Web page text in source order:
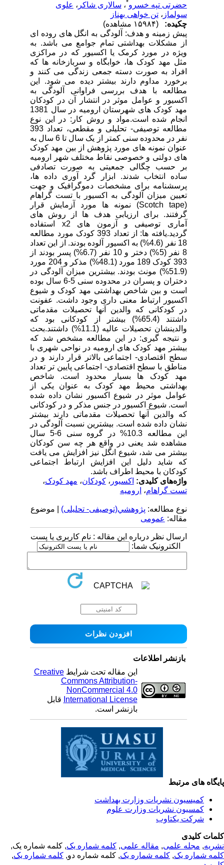
حضرتی تپه خسرو ،سالاری شاکر، علوی
سولماز، تن خواهی بهناز
چکیده:
پیش زمینه و هدف: آلودگی به انگل های روده ای
از مشکلات بهداشتی تمام جوامع می باشد. به
ویژه در مورد کرمک یا اکسیور که در مراکزی
مثل مهد کودک ها، خوابگاه و سربازخانه ها که
افراد به صورت دسته جمعی زندگی می کنند و
برخورد مداوم دارند بیشتر دیده می شود. این
مطالعه با هدف بررسی فراوانی آلودگی به
اکسیور و عوامل موثر در انتشار آن در کودکان
مهد کودک های شهرستان ارومیه در سال 1381
انجام شده است.مواد و روش کار: در این نوع
مطالعه توصیفی- تحلیلی و مقطعی، تعداد 393
نفر در محدوده سنی کمتر از یک سال تا 6 سال به
عنوان نمونه های مورد پژوهش از بین مهد کودک
های دولتی و خصوصی نقاط مختلف شهر ارومیه
بر حسب چگالی جمعیتی به صورت تصادفی
ساده انتخاب شدند. ابزار گرد آوری داده ها،
پرسشنامه برای مشخصات دموگرافیک و جهت
تعیین میزان آلودگی به اکسیور با تست گراهام
(Scotch tape) نمونه ها مورد آزمایش قرار
گرفتند. برای ارزیابی هدف ها از روش های
آماری توصیفی و آزمون های x2 استفاده
گردید.یافته ها: از تعداد 393 کودک مورد مطالعه
18 نفر (4.6%) به اکسیور آلوده بودند. از این تعداد
8 نفر (5%) دختر و 10 نفر (6.7%) پسر بودند از
393 کودک 189 مورد (48.1%) مذکر و 204 مورد
(51.9%) مونث بودند. بیشترین میزان آلودگی در
دختران و پسران در محدوده سنی 5-6 سال بوده
است و بین شاخص بهداشتی مهد کودک و شیوع
اکسیور ارتباط معنی داری وجود داشت. عفونت
در کودکانی که والدین آنها تحصیلات مقدماتی
داشتند (65.4%) بیشتر از کودکانی بود که
والدینشان تحصیلات عالیه (11.1%) داشتند.بحث
و نتیجه گیری: در این مطالعه مشخص شد که
بیشتر مهد کودک های ارومیه در نواحی شهری با
سطح اقتصادی- اجتماعی بالاتر قرار دارند و در
مناطق با سطح اقتصادی- اجتماعی پایین تر تعداد
مهد کودک ها بسیار محدود است. شاخص
بهداشتی محیط مهد کودک به عنوان یکی از
عوامل موثر در شیوع اکسیور نشان داده شده
است. شیوع اکسیور در جنس مذکر و در کودکانی
که والدین آنها تحصیلات مقدماتی دارند بیشتر
نشان داده شده است. بیشترین نسبت آلودگی در
این مطالعه 10.3% در گروه سنی 6-5 سال
مشاهده شد یعنی در واقع هر چه سن کودکان
بیشتر می شد، شیوع انگل نیز افزایش می یافت
که شاید دلیل این افزایش ارتباط اجتماعی
کودکان با محیط اطراف باشد.
واژه‌های کلیدی:اکسیور، کودکان،مهد کودک،
تست گراهام،ارومیه
نوع مطالعه:پژوهشي(توصیفی- تحلیلی) | موضوع
مقاله:عمومى
ارسال نظر درباره این مقاله : نام کاربری یا پست
الکترونیک شما:
بازنشر اطلاعات
این مقاله تحت شرایطCreative
Commons Attribution-
NonCommercial 4.0
International Licenseقابل
بازنشر است.
های مرتبط
کمیسیون نشریات وزارت بهداشت
کمسیون نشریات وزارت علوم
شرکت یکتاوب
کلیدی
,مجله علمی, مقاله علمی, کلمه شماره یک, کلمه شماره یک,
شماره یک,کلمه شماره یک, کلمه شماره دو,کلمه شماره یک,